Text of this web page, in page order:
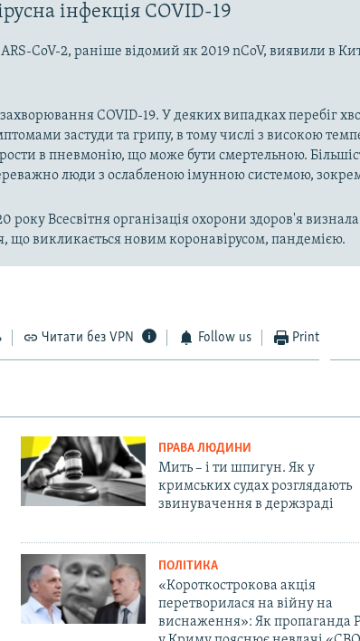
інфекція COVID-19
CoV-2, раніше відомий як 2019 nCoV, виявили в
COVID-19. У деяких випадках перебіг
застуди та грипу, в тому числі з високою
в пневмонію, що може бути смертельною.
люди з ослабленою імунною системою,
року Всесвітня організація охорони здоров'я
що викликається новим коронавірусом, пандемією.
Читати без VPN Follow us Print
ПРАВА ЛЮДИНИ
Мить – і ти шпигун. Як у
кримських судах розглядають
звинувачення в держзраді
ПОЛІТИКА
«Короткострокова акція
перетворилася на війну на
виснаження»: Як пропаганда